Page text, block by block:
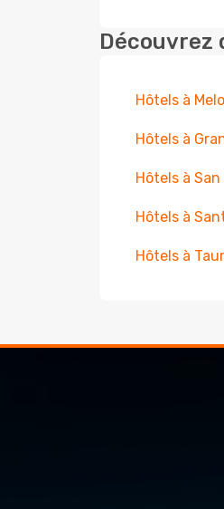
Découvrez
Hôtels à
Hôtels à
Hôtels à
Hôtels à
Hôtels à